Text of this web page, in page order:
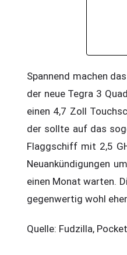
Spannend machen
der neue Tegra 3
einen 4,7 Zoll
der sollte auf das
Flaggschiff mit 2,5
Neuankündigungen
einen Monat warten.
gegenwertig wohl
Quelle: Fudzilla,